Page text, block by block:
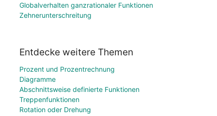
Globalverhalten ganzrationaler Funktionen
Zehnerunterschreitung
Entdecke weitere Themen
Prozent und Prozentrechnung
Diagramme
Abschnittsweise definierte Funktionen
Treppenfunktionen
Rotation oder Drehung